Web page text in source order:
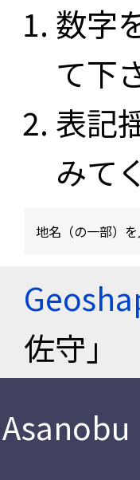
数字
て下
表記
みて
地名（の一部）を
佐守」
Asanobu